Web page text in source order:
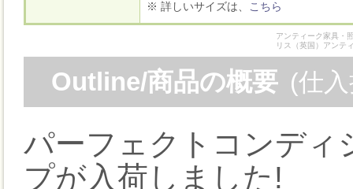
※ 詳しいサイズは、 こちら
アンティーク家具・
リス（英国）アンテ
Outline/商品の概要 (仕
パーフェクトコンディ
プが入荷しました!